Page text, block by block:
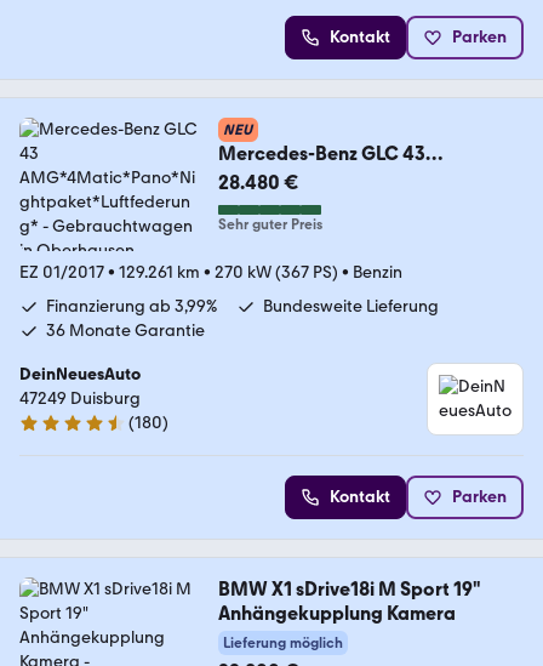
Kontakt Parken
NEU
Mercedes-Benz GLC 43
AMG*4Matic*Pano*Nightpaket*
Luftfederung*
28.480 €
Sehr guter Preis
EZ 01/2017• 129.261 km • 270 kW (367 PS) • Benzin
Finanzierung ab 3,99%
Bundesweite Lieferung
36 Monate Garantie
DeinNeuesAuto
47249 Duisburg
4.7 Sterne
(180)
Kontakt Parken
BMW X1 sDrive18i M Sport 19"
Anhängekupplung Kamera
Lieferung möglich